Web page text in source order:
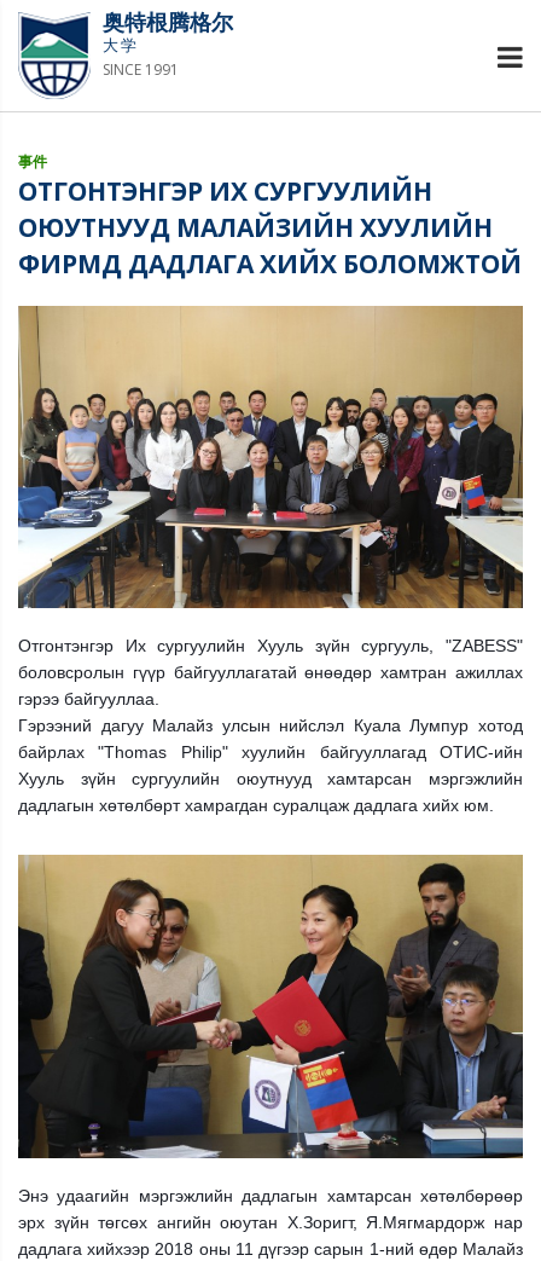
奥特根腾格尔
大学
SINCE 1991
事件
ОТГОНТЭНГЭР ИХ СУРГУУЛИЙН
ОЮУТНУУД МАЛАЙЗИЙН ХУУЛИЙН
ФИРМД ДАДЛАГА ХИЙХ БОЛОМЖТОЙ
Отгонтэнгэр Их сургуулийн Хууль зүйн сургууль, "ZABESS"
боловсролын гүүр байгууллагатай өнөөдөр хамтран ажиллах
гэрээ байгууллаа.
Гэрээний дагуу Малайз улсын нийслэл Куала Лумпур хотод
байрлах "Thomas Philip" хуулийн байгууллагад ОТИС-ийн
Хууль зүйн сургуулийн оюутнууд хамтарсан мэргэжлийн
дадлагын хөтөлбөрт хамрагдан суралцаж дадлага хийх юм.
Энэ удаагийн мэргэжлийн дадлагын хамтарсан хөтөлбөрөөр
эрх зүйн төгсөх ангийн оюутан Х.Зоригт, Я.Мягмардорж нар
дадлага хийхээр 2018 оны 11 дүгээр сарын 1-ний өдөр Малайз